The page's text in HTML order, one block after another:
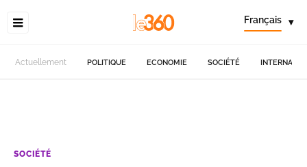
Français ▾
Actuellement POLITIQUE ECONOMIE SOCIÉTÉ
SOCIÉTÉ